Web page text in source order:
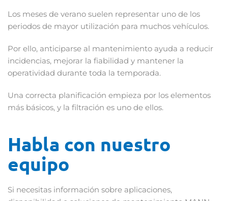
Los meses de verano suelen representar uno de los
periodos de mayor utilización para muchos vehículos.
Por ello, anticiparse al mantenimiento ayuda a reducir
incidencias, mejorar la fiabilidad y mantener la
operatividad durante toda la temporada.
Una correcta planificación empieza por los elementos
más básicos, y la filtración es uno de ellos.
Habla con nuestro
equipo
Si necesitas información sobre aplicaciones,